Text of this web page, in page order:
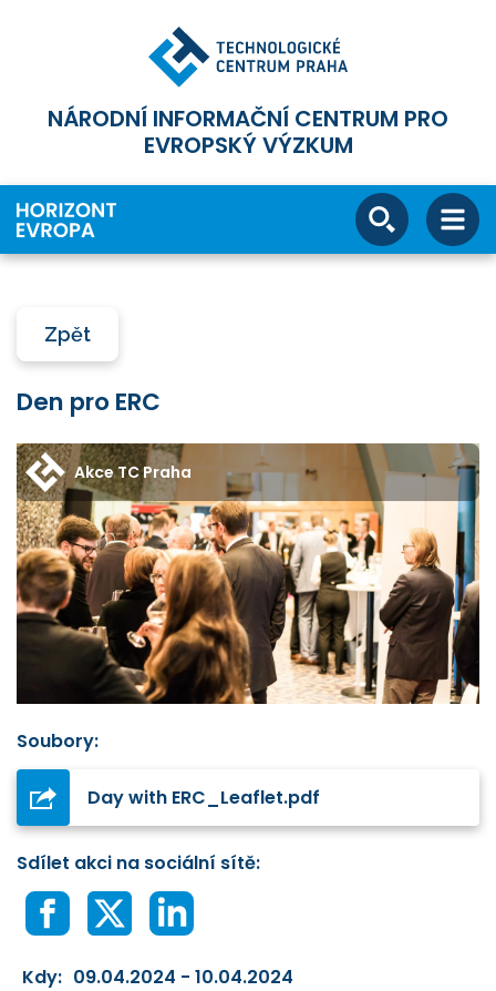
NÁRODNÍ INFORMAČNÍ CENTRUM PRO
EVROPSKÝ VÝZKUM
Zpět
Den pro ERC
Akce TC Praha
Soubory:
Day with ERC_Leaflet.pdf
Sdílet akci na sociální sítě:
Kdy: 09.04.2024 - 10.04.2024